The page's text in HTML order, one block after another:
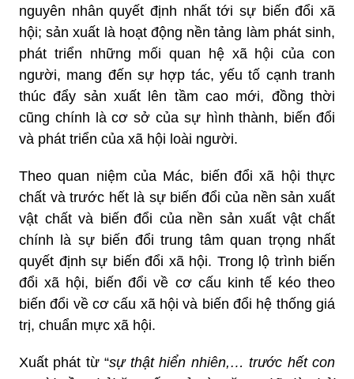
nguyên nhân quyết định nhất tới sự biến đổi xã
hội; sản xuất là hoạt động nền tảng làm phát sinh,
phát triển những mối quan hệ xã hội của con
người, mang đến sự hợp tác, yếu tố cạnh tranh
thúc đẩy sản xuất lên tầm cao mới, đồng thời
cũng chính là cơ sở của sự hình thành, biến đổi
và phát triển của xã hội loài người.
Theo quan niệm của Mác, biến đổi xã hội thực
chất và trước hết là sự biến đổi của nền sản xuất
vật chất và biến đổi của nền sản xuất vật chất
chính là sự biến đổi trung tâm quan trọng nhất
quyết định sự biến đổi xã hội. Trong lộ trình biến
đổi xã hội, biến đổi về cơ cấu kinh tế kéo theo
biến đổi về cơ cấu xã hội và biến đổi hệ thống giá
trị, chuẩn mực xã hội.
Xuất phát từ “sự thật hiển nhiên,… trước hết con